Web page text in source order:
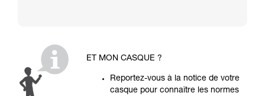
ET MON CASQUE ?
Reportez-vous à la notice de votre
casque pour connaître les normes